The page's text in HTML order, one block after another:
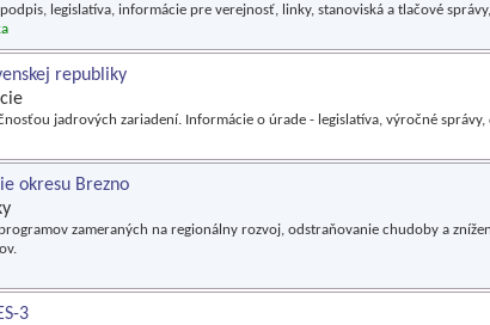
legislatíva, informácie pre verejnosť, linky, stanoviská a tlačové
republiky
jadrových zariadení. Informácie o úrade - legislatíva, výročné
okresu Brezno
zameraných na regionálny rozvoj, odstraňovanie chudoby a
3